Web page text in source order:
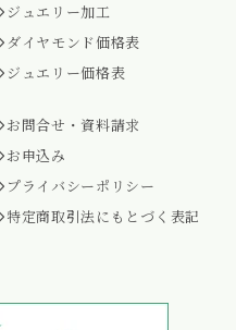
ジュエリー加工
ダイヤモンド価格表
ジュエリー価格表
お問合せ・資料請求
お申込み
プライバシーポリシー
特定商取引法にもとづく表記